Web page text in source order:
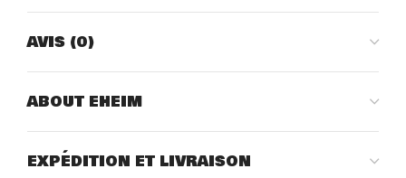
AVIS (0)
ABOUT EHEIM
EXPÉDITION ET LIVRAISON